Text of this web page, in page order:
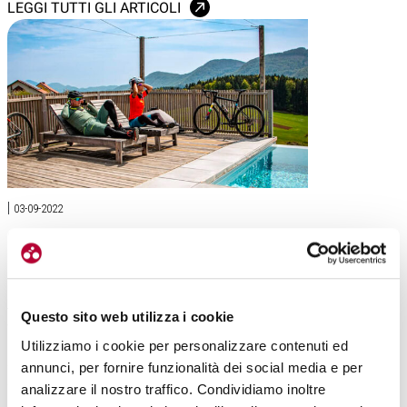
Questo sito web utilizza i cookie
Utilizziamo i cookie per personalizzare contenuti ed
annunci, per fornire funzionalità dei social media e per
analizzare il nostro traffico. Condividiamo inoltre
LEGGI TUTTI GLI ARTICOLI
| 03-09-2022
SLOVENIA GREEN WELLNESS ROUTE, IN SELLA
NEL RELAX DELLE SPA
turismo rivolto al relax e al benessere, ecco il Green
#CICLOTURISMO #SLOVENIA #GREEN WELLNESS ROUTE #SPA
#TERME